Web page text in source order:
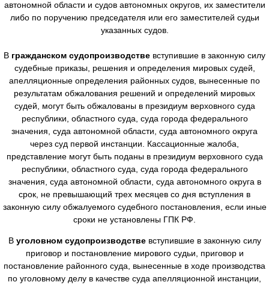
автономной области и судов автономных округов, их заместители
либо по поручению председателя или его заместителей судьи
указанных судов.
В гражданском судопроизводстве вступившие в законную силу
судебные приказы, решения и определения мировых судей,
апелляционные определения районных судов, вынесенные по
результатам обжалования решений и определений мировых
судей, могут быть обжалованы в президиум верховного суда
республики, областного суда, суда города федерального
значения, суда автономной области, суда автономного округа
через суд первой инстанции. Кассационные жалоба,
представление могут быть поданы в президиум верховного суда
республики, областного суда, суда города федерального
значения, суда автономной области, суда автономного округа в
срок, не превышающий трех месяцев со дня вступления в
законную силу обжалуемого судебного постановления, если иные
сроки не установлены ГПК РФ.
В уголовном судопроизводствевступившие в законную силу
приговор и постановление мирового судьи, приговор и
постановление районного суда, вынесенные в ходе производства
по уголовному делу в качестве суда апелляционной инстанции,